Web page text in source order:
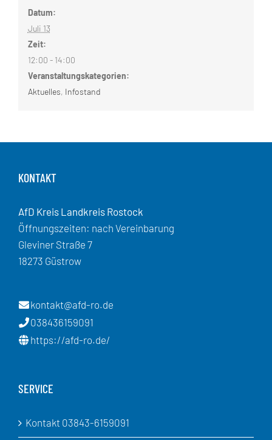
Datum:
Juli 13
Zeit:
12:00 - 14:00
Veranstaltungskategorien:
Aktuelles, Infostand
KONTAKT
AfD Kreis Landkreis Rostock
Öffnungszeiten: nach Vereinbarung
Gleviner Straße 7
18273 Güstrow
kontakt@afd-ro.de
038436159091
https://afd-ro.de/
SERVICE
Kontakt 03843-6159091